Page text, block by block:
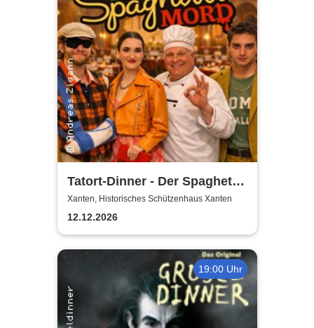
Tatort-Dinner - Der Spaghetti
Mord
Xanten, Historisches Schützenhaus Xanten
12.12.2026
19:00 Uhr